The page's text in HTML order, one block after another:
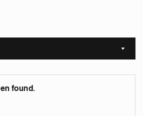
Sort
found.